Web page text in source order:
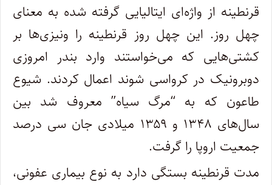
قرنطینه از واژه‌ای ایتالیایی گرفته شده به معنای
چهل روز. این چهل روز قرنطینه را ونیزی‌ها بر
کشتی‌هایی که می‌خواستند وارد بندر امروزی
دوبرونیک در کرواسی شوند اعمال کردند. شیوع
طاعون که به “مرگ سیاه” معروف شد بین
سال‌های ۱۳۴۸ و ۱۳۵۹ میلادی جان سی درصد
جمعیت اروپا را گرفت.
مدت قرنطینه بستگی دارد به نوع بیماری عفونی،